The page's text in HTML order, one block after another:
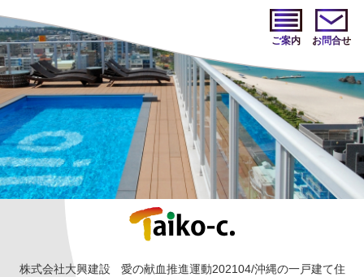
ご案内 お問合せ
株式会社大興建設
愛の献血推進運動202104/沖縄の一戸建て住